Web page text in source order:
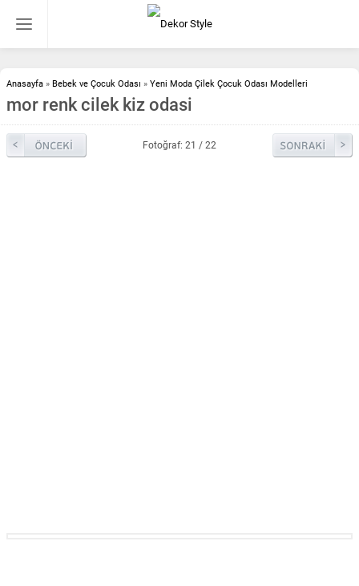
Anasayfa » Bebek ve Çocuk Odası » Yeni Moda Çilek Çocuk Odası Modelleri
mor renk cilek kiz odasi
Fotoğraf: 21 / 22